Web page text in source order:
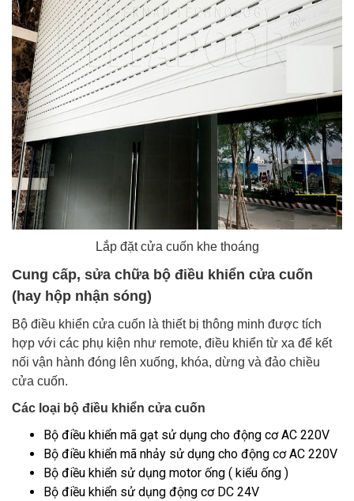
Lắp đặt cửa cuốn khe thoáng
Cung cấp, sửa chữa bộ điều khiển cửa cuốn
(hay hộp nhận sóng)
Bộ điều khiển cửa cuốn là thiết bị thông minh được tích
hợp với các phụ kiện như remote, điều khiển từ xa để kết
nối vận hành đóng lên xuống, khóa, dừng và đảo chiều
cửa cuốn.
Các loại bộ điều khiển cửa cuốn
Bộ điều khiển mã gạt sử dụng cho động cơ AC 220V
Bộ điều khiển mã nhảy sử dụng cho động cơ AC 220V
Bộ điều khiển sử dụng motor ống ( kiểu ống )
Bộ điều khiển sử dụng động cơ DC 24V